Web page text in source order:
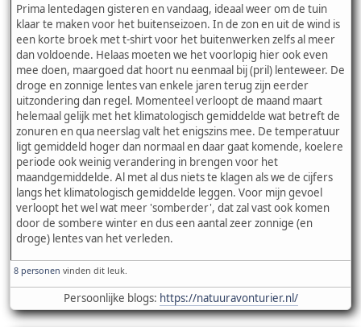
Prima lentedagen gisteren en vandaag, ideaal weer om de tuin
klaar te maken voor het buitenseizoen. In de zon en uit de wind is
een korte broek met t-shirt voor het buitenwerken zelfs al meer
dan voldoende. Helaas moeten we het voorlopig hier ook even
mee doen, maargoed dat hoort nu eenmaal bij (pril) lenteweer. De
droge en zonnige lentes van enkele jaren terug zijn eerder
uitzondering dan regel. Momenteel verloopt de maand maart
helemaal gelijk met het klimatologisch gemiddelde wat betreft de
zonuren en qua neerslag valt het enigszins mee. De temperatuur
ligt gemiddeld hoger dan normaal en daar gaat komende, koelere
periode ook weinig verandering in brengen voor het
maandgemiddelde. Al met al dus niets te klagen als we de cijfers
langs het klimatologisch gemiddelde leggen. Voor mijn gevoel
verloopt het wel wat meer 'somberder', dat zal vast ook komen
door de sombere winter en dus een aantal zeer zonnige (en
droge) lentes van het verleden.
8 personen vinden dit leuk.
Persoonlijke blogs: https://natuuravonturier.nl/